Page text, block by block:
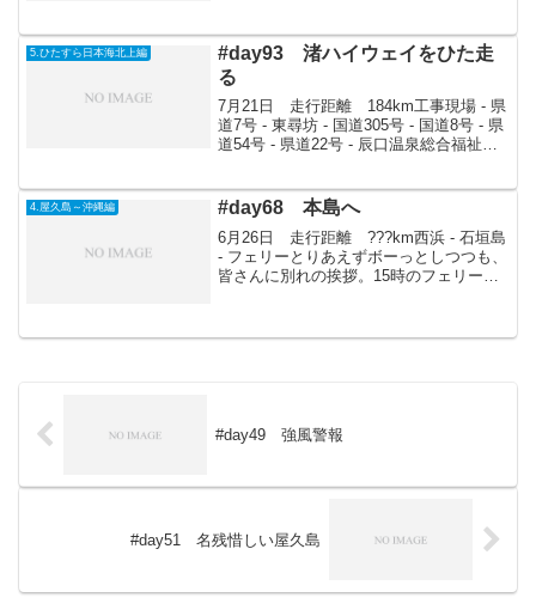
人に与えるのは...
5.ひたすら日本海北上編
#day93 渚ハイウェイをひた走
る
7月21日 走行距離 184km工事現場 - 県
道7号 - 東尋坊 - 国道305号 - 国道8号 - 県
道54号 - 県道22号 - 辰口温泉総合福祉会
4.屋久島～沖縄編 #day68 本島へ
6月26日 走行距離 ???km西浜 - 石垣島
- フェリーとりあえずボーっとしつつも、
皆さんに別れの挨拶。15時のフェリーに
#day49 強風警報
#day51 名残惜しい屋久島